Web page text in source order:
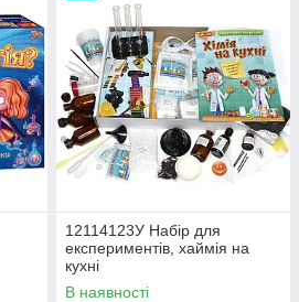
12114123У Набір для
експериментів, хаймія на
кухні
В наявності